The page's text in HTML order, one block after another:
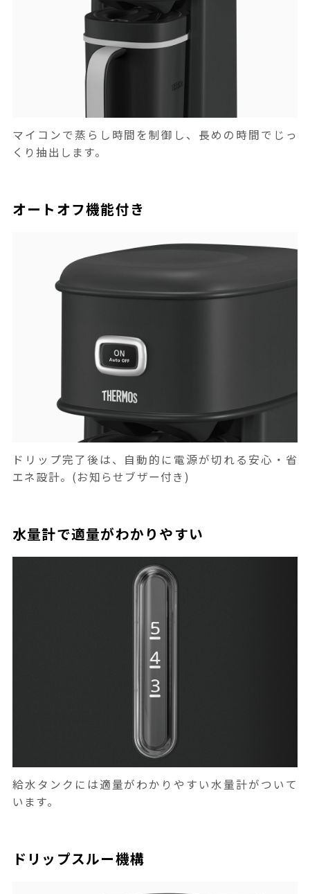
マイコンで蒸らし時間を制御し、長めの時間でじっ
くり抽出します。
オートオフ機能付き
ドリップ完了後は、自動的に電源が切れる安心・省
エネ設計。(お知らせブザー付き)
水量計で適量がわかりやすい
給水タンクには適量がわかりやすい水量計がついて
います。
ドリップスルー機構